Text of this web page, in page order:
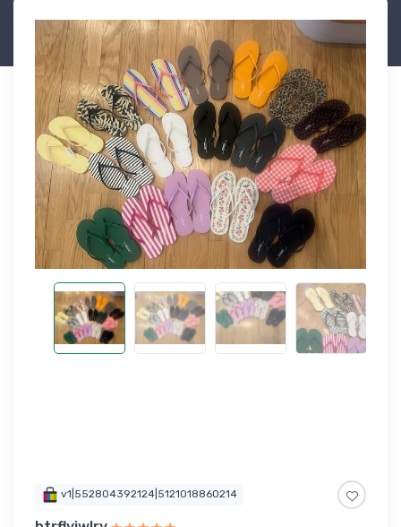
v1|552804392124|5121018860214